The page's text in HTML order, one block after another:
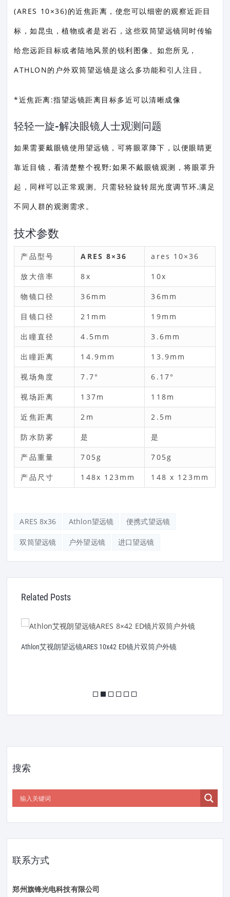
(ARES 10×36)的近焦距离，使您可以细密的观察近距目
标，如昆虫，植物或者是岩石，这些双筒望远镜同时传输
给您远距目标或者陆地风景的锐利图像。如您所见，
ATHLON的户外双筒望远镜是这么多功能和引人注目。
*近焦距离:指望远镜距离目标多近可以清晰成像
轻轻一旋-解决眼镜人士观测问题
如果需要戴眼镜使用望远镜，可将眼罩降下，以便眼睛更
靠近目镜，看清楚整个视野;如果不戴眼镜观测，将眼罩升
起，同样可以正常观测。只需轻轻旋转屈光度调节环,满足
不同人群的观测需求。
技术参数
产品型号 ARES 8×36 ares 10×36
放大倍率 8x 10x
物镜口径 36mm 36mm
目镜口径 21mm 19mm
出瞳直径 4.5mm 3.6mm
出瞳距离 14.9mm 13.9mm
视场角度 7.7° 6.17°
视场距离 137m 118m
近焦距离 2m 2.5m
防水防雾 是 是
产品重量 705g 705g
产品尺寸 148x 123mm 148 x 123mm
ARES 8x36 Athlon望远镜 便携式望远镜
双筒望远镜 户外望远镜 进口望远镜
Related Posts
Athlon艾视朗望远镜ARES 10x42 ED镜片双筒户外镜
搜索
联系方式
郑州旗锋光电科技有限公司